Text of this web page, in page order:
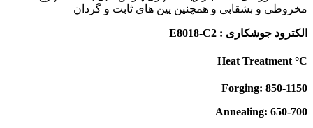
مخروطی و بشقابی و همچنین پین های ثابت و گردان
الکترود جوشکاری : E8018-C2
Heat Treatment °C
Forging: 850-1150
Annealing: 650-700